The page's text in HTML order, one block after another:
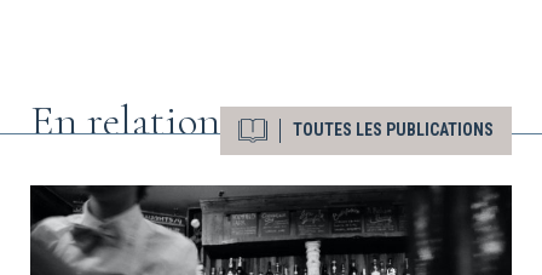
En relation TOUTES LES PUBLICATIONS